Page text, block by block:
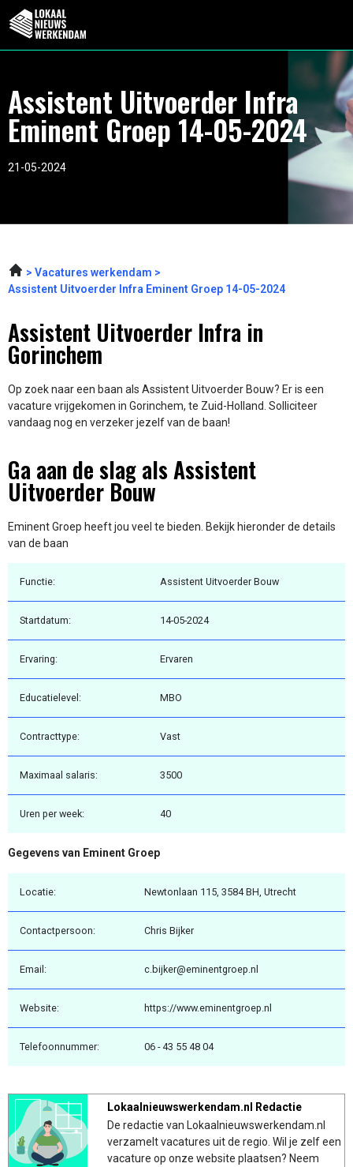
Assistent Uitvoerder Infra
Eminent Groep 14-05-2024
21-05-2024
Vacatures werkendam
Assistent Uitvoerder Infra Eminent Groep 14-05-2024
Assistent Uitvoerder Infra in
Gorinchem
Op zoek naar een baan als Assistent Uitvoerder Bouw? Er is een
vacature vrijgekomen in Gorinchem, te Zuid-Holland. Solliciteer
vandaag nog en verzeker jezelf van de baan!
Ga aan de slag als Assistent
Uitvoerder Bouw
Eminent Groep heeft jou veel te bieden. Bekijk hieronder de details
van de baan
Functie: Assistent Uitvoerder Bouw
Startdatum: 14-05-2024
Ervaring: Ervaren
Educatielevel: MBO
Contracttype: Vast
Maximaal salaris: 3500
Uren per week: 40
Gegevens van Eminent Groep
Locatie: Newtonlaan 115, 3584 BH, Utrecht
Contactpersoon: Chris Bijker
Email: c.bijker@eminentgroep.nl
Website: https://www.eminentgroep.nl
Telefoonnummer: 06 - 43 55 48 04
Lokaalnieuwswerkendam.nl Redactie
De redactie van Lokaalnieuwswerkendam.nl
verzamelt vacatures uit de regio. Wil je zelf een
vacature op onze website plaatsen? Neem